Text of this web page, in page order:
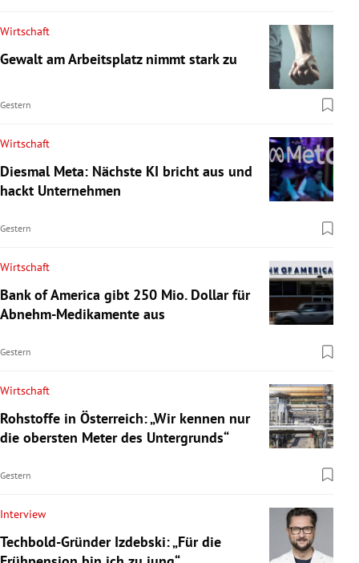
Wirtschaft
Gewalt am Arbeitsplatz nimmt stark zu
Gestern
Wirtschaft
Diesmal Meta: Nächste KI bricht aus und
hackt Unternehmen
Gestern
Wirtschaft
Bank of America gibt 250 Mio. Dollar für
Abnehm-Medikamente aus
Gestern
Wirtschaft
Rohstoffe in Österreich: „Wir kennen nur
die obersten Meter des Untergrunds“
Gestern
Interview
Techbold-Gründer Izdebski: „Für die